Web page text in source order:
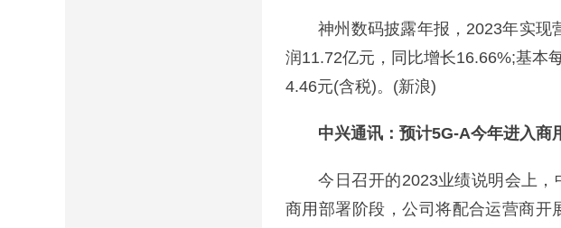
神州数码披露年报，2023年实现
润11.72亿元，同比增长16.66%;基本
4.46元(含税)。(新浪)
中兴通讯：预计5G-A今年进入商
今日召开的2023业绩说明会上，
商用部署阶段，公司将配合运营商开